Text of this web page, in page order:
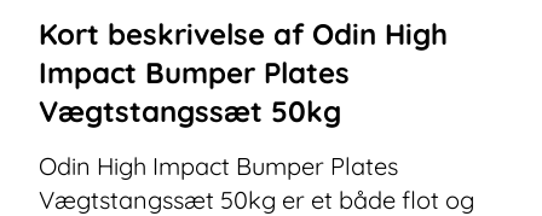
Kort beskrivelse af Odin High
Impact Bumper Plates
Vægtstangssæt 50kg
Odin High Impact Bumper Plates
Vægtstangssæt 50kg er et både flot og